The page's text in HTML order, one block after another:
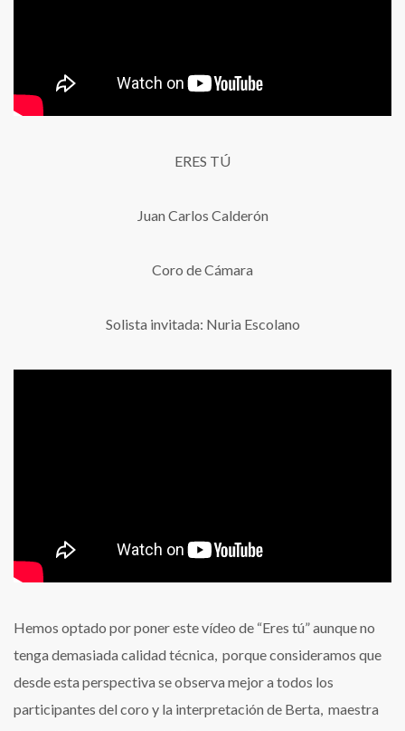
ERES TÚ
Juan Carlos Calderón
Coro de Cámara
Solista invitada: Nuria Escolano
Hemos optado por poner este vídeo de “Eres tú” aunque no
tenga demasiada calidad técnica, porque consideramos que
desde esta perspectiva se observa mejor a todos los
participantes del coro y la interpretación de Berta, maestra